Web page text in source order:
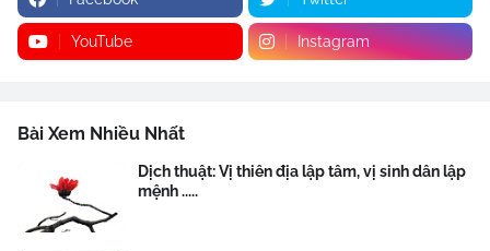
YouTube Instagram
Bài Xem Nhiều Nhất
Dịch thuật: Vị thiên địa lập tâm, vị sinh dân lập
mệnh .....